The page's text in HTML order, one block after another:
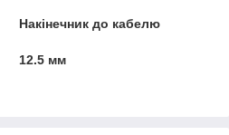
Накінечник до кабелю
12.5 мм